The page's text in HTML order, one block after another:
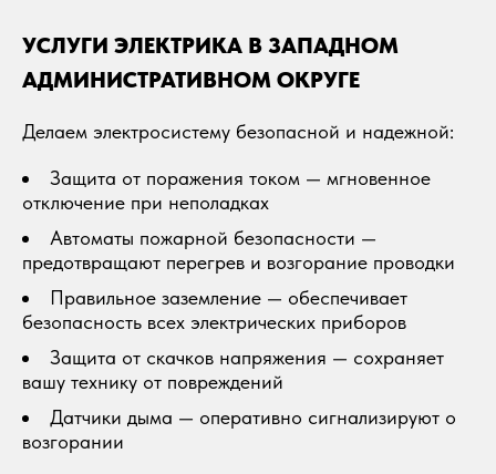
УСЛУГИ ЭЛЕКТРИКА В ЗАПАДНОМ
АДМИНИСТРАТИВНОМ ОКРУГЕ
Делаем электросистему безопасной и надежной:
Защита от поражения током — мгновенное
отключение при неполадках
Автоматы пожарной безопасности —
предотвращают перегрев и возгорание проводки
Правильное заземление — обеспечивает
безопасность всех электрических приборов
Защита от скачков напряжения — сохраняет
вашу технику от повреждений
Датчики дыма — оперативно сигнализируют о
возгорании